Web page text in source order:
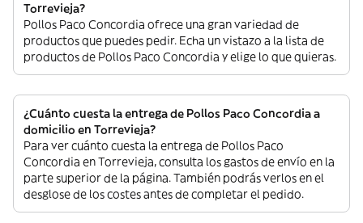
Torrevieja?
Pollos Paco Concordia ofrece una gran variedad de
productos que puedes pedir. Echa un vistazo a la lista de
productos de Pollos Paco Concordia y elige lo que quieras.
¿Cuánto cuesta la entrega de Pollos Paco Concordia a
domicilio en Torrevieja?
Para ver cuánto cuesta la entrega de Pollos Paco
Concordia en Torrevieja, consulta los gastos de envío en la
parte superior de la página. También podrás verlos en el
desglose de los costes antes de completar el pedido.